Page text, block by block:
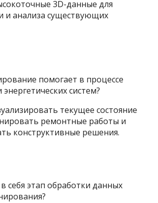
3D-данные для
и анализа существующих
помогает в процессе
систем?
текущее состояние
ремонтные работы и
конструктивные решения.
себя этап обработки данных